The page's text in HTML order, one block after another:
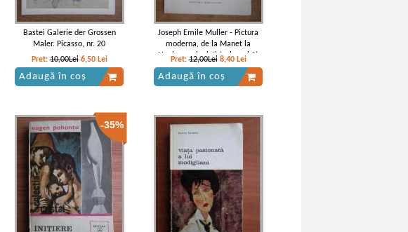
Bastei Galerie der Grossen
Maler. Picasso, nr. 20
Pret:10,00Lei 6,50 Lei
Adaugă în coș
Joseph Emile Muller - Pictura
moderna, de la Manet la
Neoimpresionisti (volumul 1)
Pret:12,00Lei 8,40 Lei
Adaugă în coș
-35%